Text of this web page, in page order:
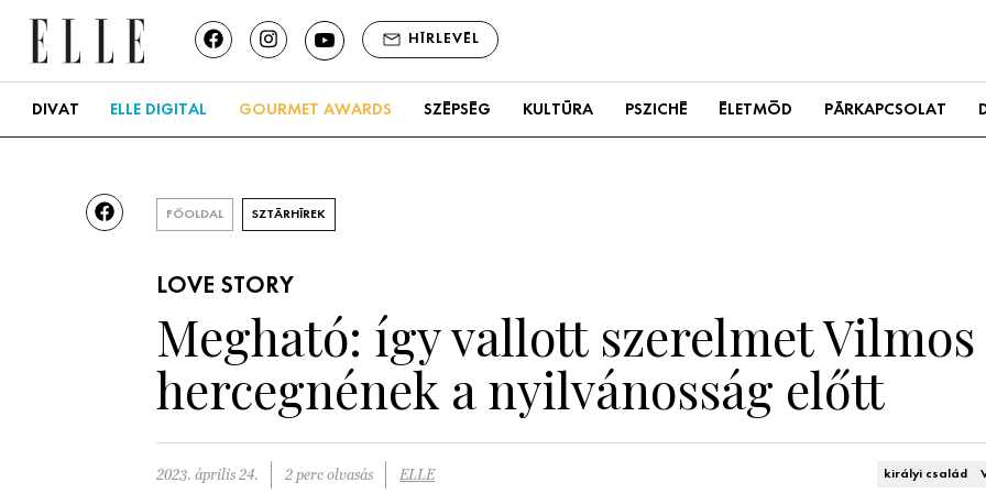
HÍRLEVÉL
DIVAT ELLE DIGITAL GOURMET AWARDS SZÉPSÉG KULTÚRA PSZICHÉ ÉLETMÓD PÁRKAPCSOLAT
FŐOLDAL SZTÁRHÍREK
LOVE STORY
Megható: így vallott szerelmet
hercegnének a nyilvánosság előtt
2023. április 24. 2 perc olvasás ELLE királyi család